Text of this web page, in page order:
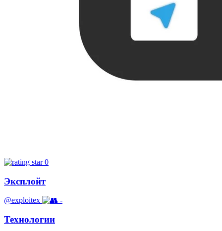
0
Эксплойт
@exploitex -
Технологии